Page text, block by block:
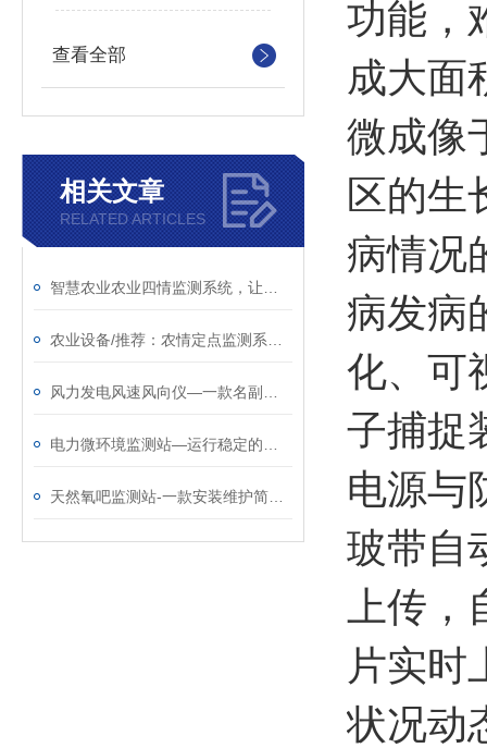
查看全部
相关文章
RELATED ARTICLES
功能，
成大面
微成像
区的生
病情况
病发病
化、可
子捕捉
电源与
玻带自
上传
片实时
状况动